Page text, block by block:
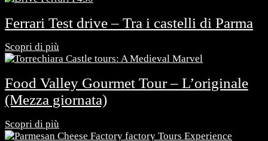
Ferrari Test drive – Tra i castelli di Parma
Scopri di più
Food Valley Gourmet Tour – L’originale
(Mezza giornata)
Scopri di più